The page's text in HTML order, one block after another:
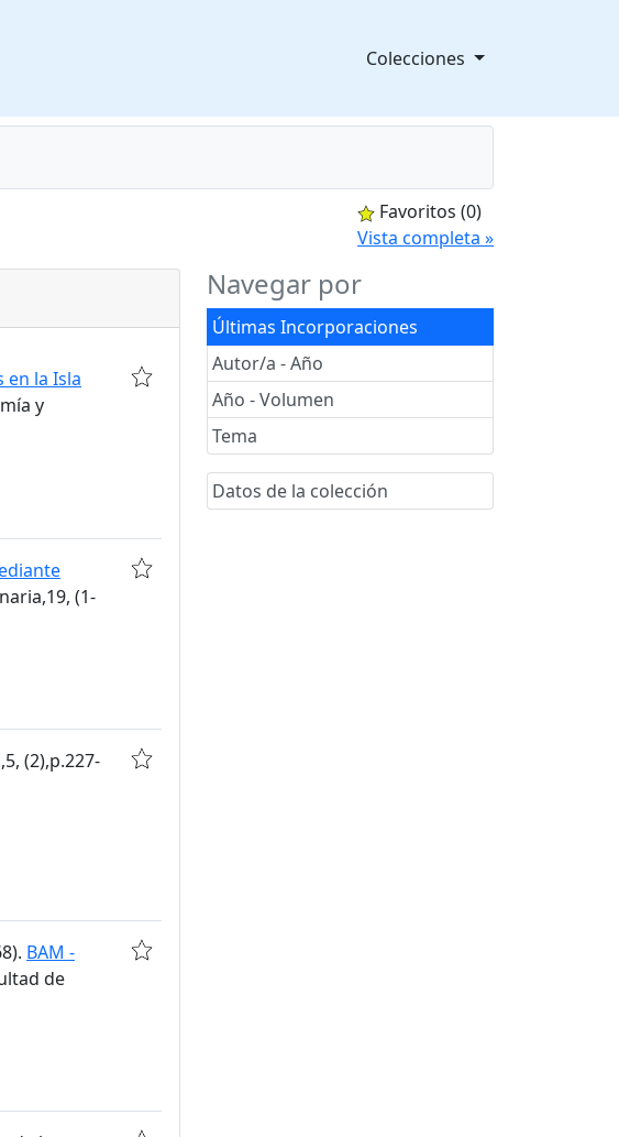
Colecciones
menú desplegable
Favoritos (0)
Vista completa »
Navegar por
Últimas Incorporaciones
Autor/a - Año
Año - Volumen
Tema
Datos de la colección
la Isla
y
(1-
(2),p.227-
BAM -
de